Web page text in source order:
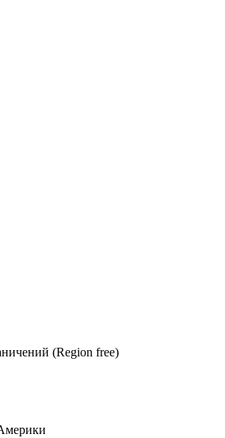
(Region free)